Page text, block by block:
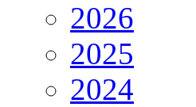
2026
2025
2024